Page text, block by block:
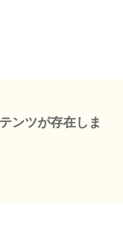
ンツが存在しま